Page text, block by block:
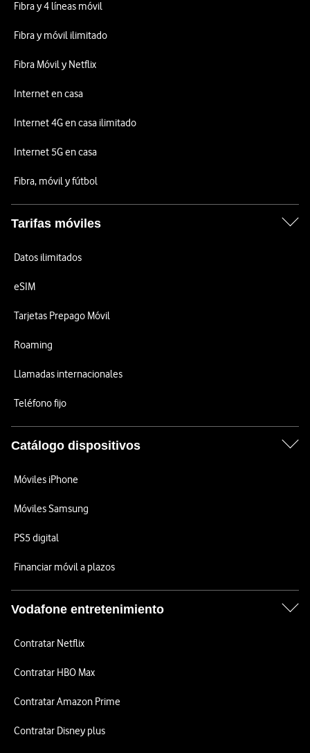
Fibra y 4 líneas móvil
Fibra y móvil ilimitado
Fibra Móvil y Netflix
Internet en casa
Internet 4G en casa ilimitado
Internet 5G en casa
Fibra, móvil y fútbol
Tarifas móviles
Datos ilimitados
eSIM
Tarjetas Prepago Móvil
Roaming
Llamadas internacionales
Teléfono fijo
Catálogo dispositivos
Móviles iPhone
Móviles Samsung
PS5 digital
Financiar móvil a plazos
Vodafone entretenimiento
Contratar Netflix
Contratar HBO Max
Contratar Amazon Prime
Contratar Disney plus